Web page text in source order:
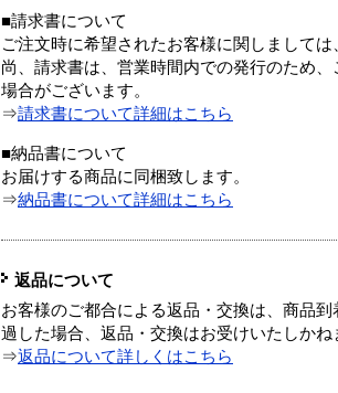
■請求書について
ご注文時に希望されたお客様に関しまして
尚、請求書は、営業時間内での発行のため
場合がございます。
⇒請求書について詳細はこちら
■納品書について
お届けする商品に同梱致します。
⇒納品書について詳細はこちら
返品について
お客様のご都合による返品・交換は、商品
過した場合、返品・交換はお受けいたしかね
⇒返品について詳しくはこちら